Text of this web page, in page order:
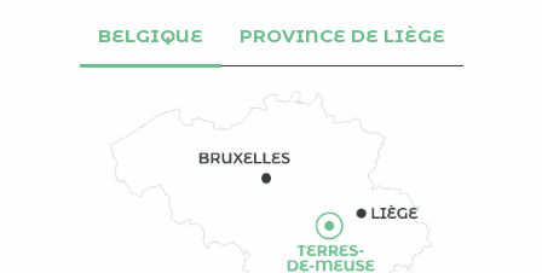
BELGIQUE PROVINCE DE LIÈGE